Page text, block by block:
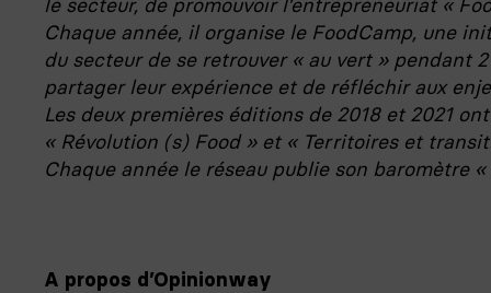
Chaque année, il organise le FoodCamp, une
du secteur de se retrouver « au vert » pendant
partager leur expérience et de réfléchir aux
Les deux premières éditions de 2018 et 2021
« Révolution (s) Food » et « Territoires et
Chaque année le réseau publie son baromètre
A propos d’Opinionway